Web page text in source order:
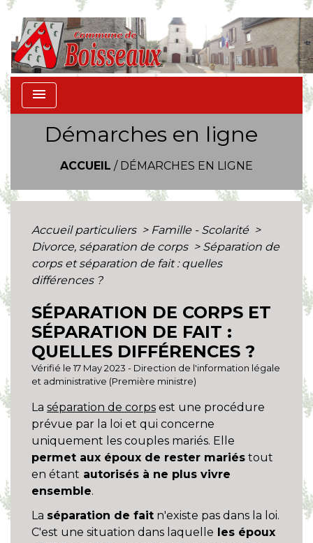
menu
Démarches en ligne
ACCUEIL / DÉMARCHES EN LIGNE
Accueil particuliers > Famille - Scolarité >
Divorce, séparation de corps > Séparation de
corps et séparation de fait : quelles
différences ?
SÉPARATION DE CORPS ET
SÉPARATION DE FAIT :
QUELLES DIFFÉRENCES ?
Vérifié le 17 May 2023 - Direction de l'information légale
et administrative (Première ministre)
La séparation de corps est une procédure
prévue par la loi et qui concerne
uniquement les couples mariés. Elle
permet aux époux de rester mariés tout
en étant autorisés à ne plus vivre
ensemble.
La séparation de fait n'existe pas dans la loi.
C'est une situation dans laquelle les époux